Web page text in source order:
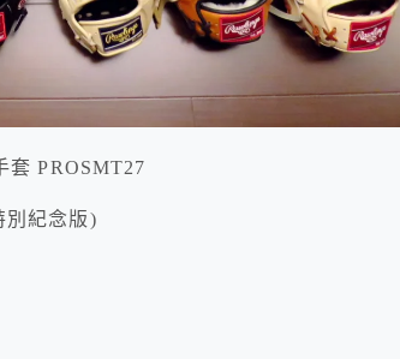
套 PROSMT27
別紀念版)